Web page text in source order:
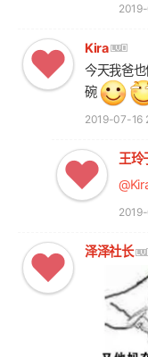
Kira
今天我爸
碗
2019-07-16
王玲
泽泽社长